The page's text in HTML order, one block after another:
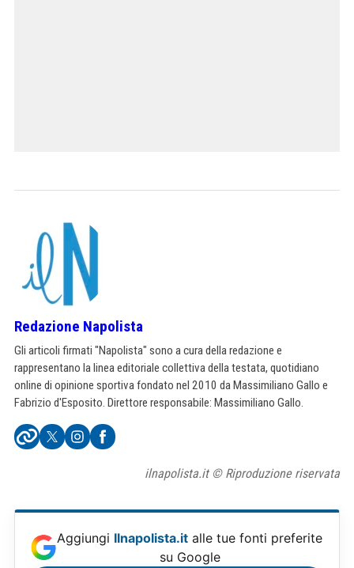
Redazione Napolista
Gli articoli firmati "Napolista" sono a cura della redazione e
rappresentano la linea editoriale collettiva della testata, quotidiano
online di opinione sportiva fondato nel 2010 da Massimiliano Gallo e
Fabrizio d'Esposito. Direttore responsabile: Massimiliano Gallo.
ilnapolista.it © Riproduzione riservata
Aggiungi Ilnapolista.it alle tue fonti preferite
su Google